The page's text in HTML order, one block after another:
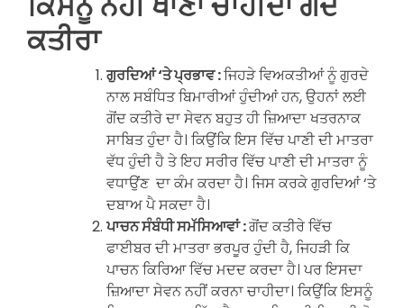
ਕਤੀਰਾ
ਗੁਰਦਿਆਂ ‘ਤੇ ਪ੍ਰਭਾਵ :ਜਿਹੜੇ ਵਿਅਕਤੀਆਂ ਨੂੰ ਗੁਰਦੇ
ਨਾਲ ਸਬੰਧਿਤ ਬਿਮਾਰੀਆਂ ਹੁੰਦੀਆਂ ਹਨ, ਉਹਨਾਂ ਲਈ
ਗੋਂਦ ਕਤੀਰੇ ਦਾ ਸੇਵਨ ਬਹੁਤ ਹੀ ਜ਼ਿਆਦਾ ਖਤਰਨਾਕ
ਸਾਬਿਤ ਹੁੰਦਾ ਹੈ। ਕਿਉਂਕਿ ਇਸ ਵਿੱਚ ਪਾਣੀ ਦੀ ਮਾਤਰਾ
ਵੱਧ ਹੁੰਦੀ ਹੈ ਤੇ ਇਹ ਸਰੀਰ ਵਿੱਚ ਪਾਣੀ ਦੀ ਮਾਤਰਾ ਨੂੰ
ਵਧਾਉਂਣ ਦਾ ਕੰਮ ਕਰਦਾ ਹੈ। ਜਿਸ ਕਰਕੇ ਗੁਰਦਿਆਂ ‘ਤੇ
ਦਬਾਅ ਪੈ ਸਕਦਾ ਹੈ।
ਪਾਚਨ ਸੰਬੰਧੀ ਸਮੱਸਿਆਵਾਂ :ਗੋਂਦ ਕਤੀਰੇ ਵਿੱਚ
ਫਾਈਬਰ ਦੀ ਮਾਤਰਾ ਭਰਪੂਰ ਹੁੰਦੀ ਹੈ, ਜਿਹੜੀ ਕਿ
ਪਾਚਨ ਕਿਰਿਆ ਵਿੱਚ ਮਦਦ ਕਰਦਾ ਹੈ। ਪਰ ਇਸਦਾ
ਜ਼ਿਆਦਾ ਸੇਵਨ ਨਹੀਂ ਕਰਨਾ ਚਾਹੀਦਾ। ਕਿਉਂਕਿ ਇਸਨੂੰ